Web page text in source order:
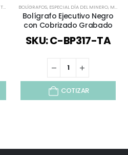
TODOS BOLÍGRAFOS, ESPECIAL DÍA DEL MINERO, METÁLICOS Y EJECUTIVOS
Bolígrafo Ejecutivo Negro
con Cobrizado Grabado
SKU: C-BP317-TA
COTIZAR